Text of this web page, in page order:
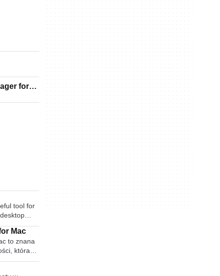
for
tool for
by
used by
and
Mac
to znana
która
Chociaż